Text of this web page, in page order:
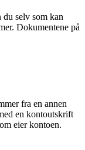
selv som kan
Dokumentene på
fra en annen
en kontoutskrift
eier kontoen.